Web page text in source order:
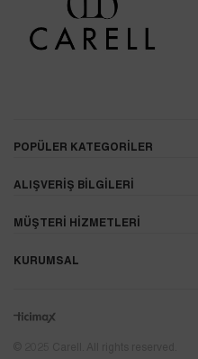
POPÜLER KATEGORİLER
ALIŞVERİŞ BİLGİLERİ
MÜŞTERİ HİZMETLERİ
KURUMSAL